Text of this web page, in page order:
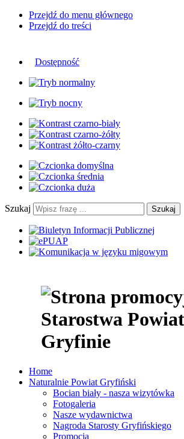
Przejdź do menu głównego
Przejdź do treści
Dostępność
Szukaj Szukaj
Home
Naturalnie Powiat Gryfiński
Bocian biały - nasza wizytówka
Fotogaleria
Nasze wydawnictwa
Nagroda Starosty Gryfińskiego
Promocja